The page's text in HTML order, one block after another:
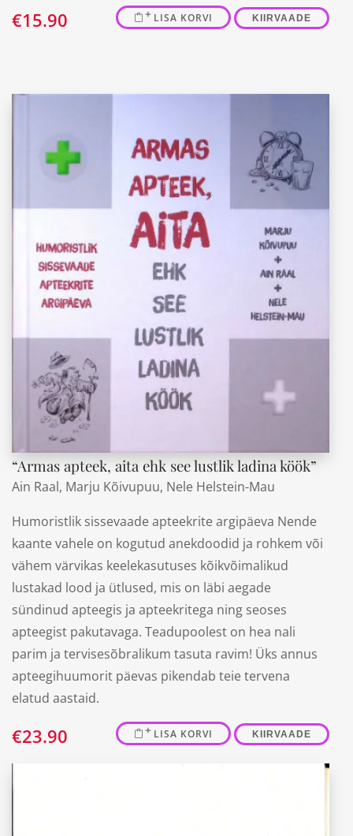
€15.90 LISA KORVI KIIRVAADE
“Armas apteek, aita ehk see lustlik ladina köök”
Ain Raal, Marju Kõivupuu, Nele Helstein-Mau
Humoristlik sissevaade apteekrite argipäeva Nende
kaante vahele on kogutud anekdoodid ja rohkem või
vähem värvikas keelekasutuses kõikvõimalikud
lustakad lood ja ütlused, mis on läbi aegade
sündinud apteegis ja apteekritega ning seoses
apteegist pakutavaga. Teadupoolest on hea nali
parim ja tervisesõbralikum tasuta ravim! Üks annus
apteegihuumorit päevas pikendab teie tervena
elatud aastaid.
€23.90 LISA KORVI KIIRVAADE